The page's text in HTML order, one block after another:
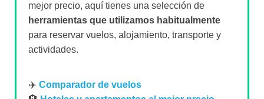
mejor precio, aquí tienes una selección de
herramientas que utilizamos habitualmente
para reservar vuelos, alojamiento, transporte y
actividades.
✈️ Comparador de vuelos